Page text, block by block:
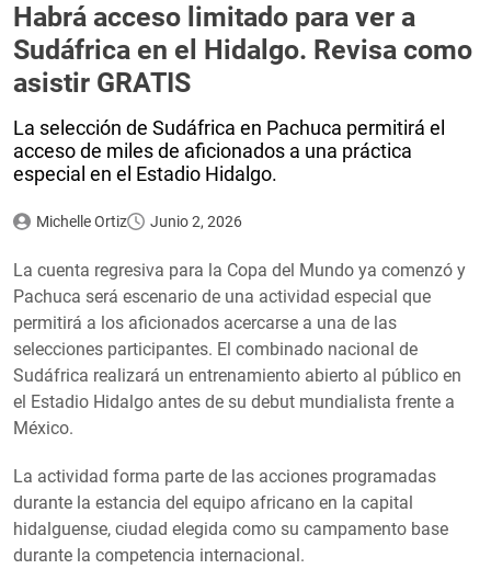
Habrá acceso limitado para ver a
Sudáfrica en el Hidalgo. Revisa como
asistir GRATIS
La selección de Sudáfrica en Pachuca permitirá el
acceso de miles de aficionados a una práctica
especial en el Estadio Hidalgo.
Michelle Ortiz Junio 2, 2026
La cuenta regresiva para la Copa del Mundo ya comenzó y
Pachuca será escenario de una actividad especial que
permitirá a los aficionados acercarse a una de las
selecciones participantes. El combinado nacional de
Sudáfrica realizará un entrenamiento abierto al público en
el Estadio Hidalgo antes de su debut mundialista frente a
México.
La actividad forma parte de las acciones programadas
durante la estancia del equipo africano en la capital
hidalguense, ciudad elegida como su campamento base
durante la competencia internacional.